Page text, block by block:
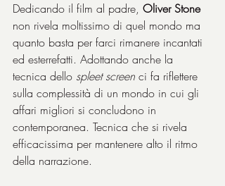
Dedicando il film al padre, Oliver Stone
non rivela moltissimo di quel mondo ma
quanto basta per farci rimanere incantati
ed esterrefatti. Adottando anche la
tecnica dello spleet screen ci fa riflettere
sulla complessità di un mondo in cui gli
affari migliori si concludono in
contemporanea. Tecnica che si rivela
efficacissima per mantenere alto il ritmo
della narrazione.